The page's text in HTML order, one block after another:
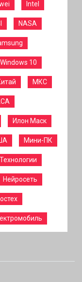
Intel
NASA
Windows 10
МКС
Илон Маск
Мини-ПК
Нейросеть